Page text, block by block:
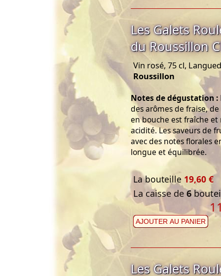
Les Galets
du Roussillon
Vin rosé, 75 cl,
Roussillon
Notes de dégustation :
des arômes de fraise,
en bouche est fraîche
acidité. Les saveurs de
avec des notes florales
longue et équilibrée.
La bouteille 19,60 €
La caisse de 6
AJOUTER AU PANIER
Les Galets